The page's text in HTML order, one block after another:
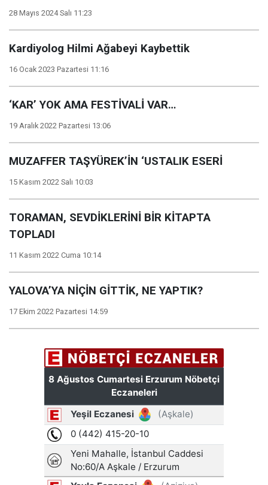
28 Mayıs 2024 Salı 11:23
Kardiyolog Hilmi Ağabeyi Kaybettik
16 Ocak 2023 Pazartesi 11:16
‘KAR’ YOK AMA FESTİVALİ VAR…
19 Aralık 2022 Pazartesi 13:06
MUZAFFER TAŞYÜREK’İN ‘USTALIK ESERİ
15 Kasım 2022 Salı 10:03
TORAMAN, SEVDİKLERİNİ BİR KİTAPTA
TOPLADI
11 Kasım 2022 Cuma 10:14
YALOVA’YA NİÇİN GİTTİK, NE YAPTIK?
17 Ekim 2022 Pazartesi 14:59